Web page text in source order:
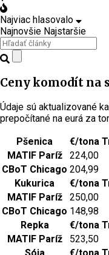
Najviac hlasovalo
Najnovšie Najstaršie
Ceny komodít na
Údaje sú aktualizované
prepočítané na eurá za
Pšenica
€/tona
MATIF Paríž
224,00
CBoT Chicago 204,99
Kukurica
€/tona
MATIF Paríž
250,00
CBoT Chicago 148,98
Repka
€/tona
MATIF Paríž
523,50